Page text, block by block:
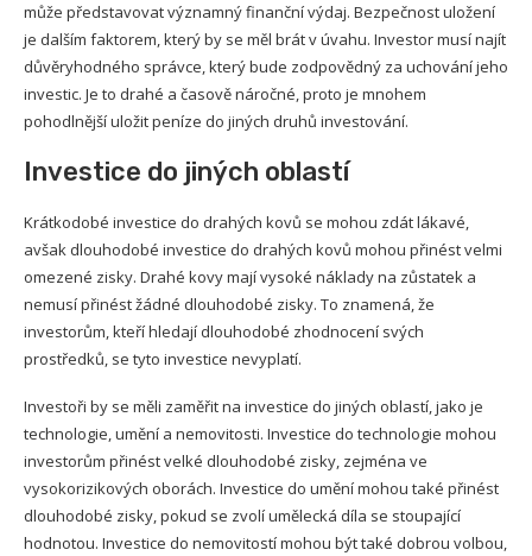
může představovat významný finanční výdaj. Bezpečnost uložení
je dalším faktorem, který by se měl brát v úvahu. Investor musí najít
důvěryhodného správce, který bude zodpovědný za uchování jeho
investic. Je to drahé a časově náročné, proto je mnohem
pohodlnější uložit peníze do jiných druhů investování.
Investice do jiných oblastí
Krátkodobé investice do drahých kovů se mohou zdát lákavé,
avšak dlouhodobé investice do drahých kovů mohou přinést velmi
omezené zisky. Drahé kovy mají vysoké náklady na zůstatek a
nemusí přinést žádné dlouhodobé zisky. To znamená, že
investorům, kteří hledají dlouhodobé zhodnocení svých
prostředků, se tyto investice nevyplatí.
Investoři by se měli zaměřit na investice do jiných oblastí, jako je
technologie, umění a nemovitosti. Investice do technologie mohou
investorům přinést velké dlouhodobé zisky, zejména ve
vysokorizikových oborách. Investice do umění mohou také přinést
dlouhodobé zisky, pokud se zvolí umělecká díla se stoupající
hodnotou. Investice do nemovitostí mohou být také dobrou volbou,